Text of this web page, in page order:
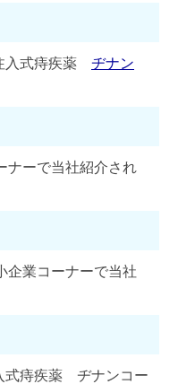
入式痔疾薬 ヂナン
ーで当社紹介され
業コーナーで当社
式痔疾薬 ヂナンコー